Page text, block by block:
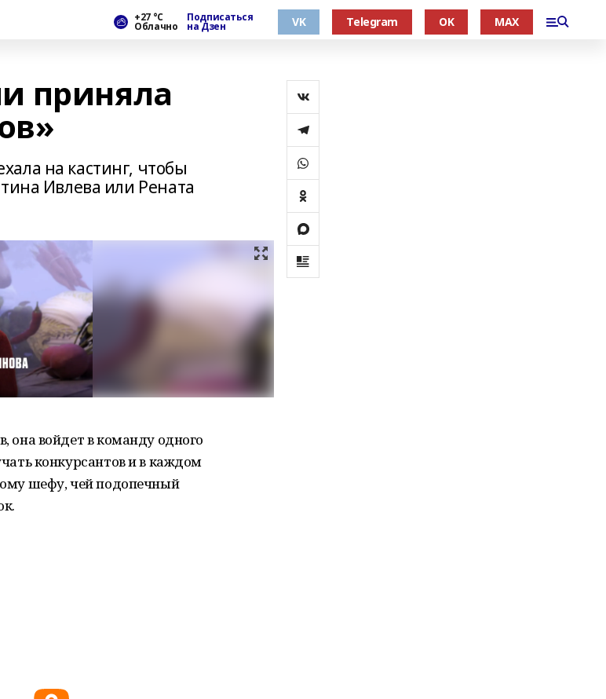
+27 °С
Облачно
Подписаться
на Дзен VK Telegram OK MAX
приняла
на кастинг, чтобы
Ивлева или Рената
она войдет в команду одного
конкурсантов и в каждом
шефу, чей подопечный